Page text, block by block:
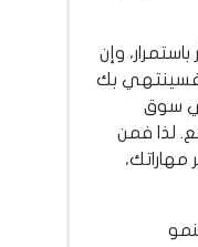
وإن
فسينتهي بك
سوق
لذا فمن